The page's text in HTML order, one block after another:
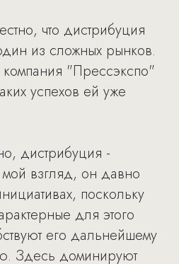
что дистрибуция
из сложных рынков.
компания "Прессэкспо"
успехов ей уже
дистрибуция -
взгляд, он давно
поскольку
для этого
его дальнейшему
Здесь доминируют